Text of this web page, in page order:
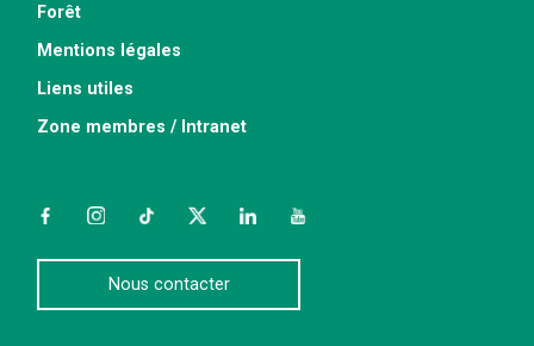
Forêt
Mentions légales
Liens utiles
Zone membres / Intranet
FacebookInstagramTikTokTwitterLinkedInYouTube
Nous contacter